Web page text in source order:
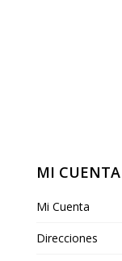
MI CUENTA
Mi Cuenta
Direcciones